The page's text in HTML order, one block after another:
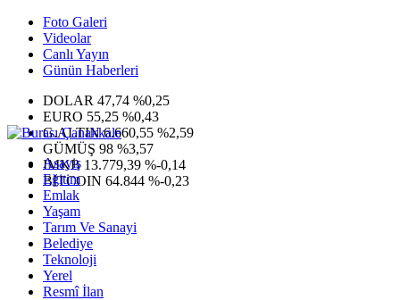
Foto Galeri
Videolar
Canlı Yayın
Günün Haberleri
DOLAR 47,74 %0,25
EURO 55,25 %0,43
G.ALTIN6.660,55 %2,59
GÜMÜŞ 98 %3,57
IMKB 13.779,39 %-0,14
BITCOIN 64.844 %-0,23
Asayiş
Eğitim
Emlak
Yaşam
Tarım Ve Sanayi
Belediye
Teknoloji
Yerel
Resmî İlan